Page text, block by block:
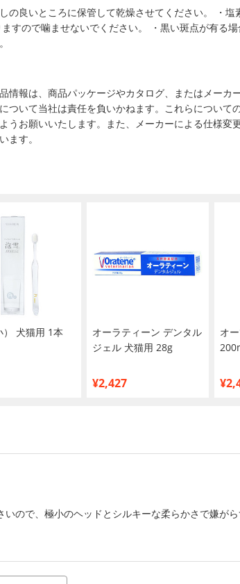
の良いところに保管して乾燥させてください。 ・塩
すので噛ませないでください。 ・黒い斑点が有る
情報は、商品パッケージやカタログ、またはメーカ
ついて当社は責任を負いかねます。これらについて
うお願いいたします。また、メーカーによる仕様変
ます。
） 犬猫用 1本
オーラティーン デンタル
ジェル 犬猫用 28g
¥2,427
オ
ので、極小のヘッドとシルキーな柔らかさで嫌が